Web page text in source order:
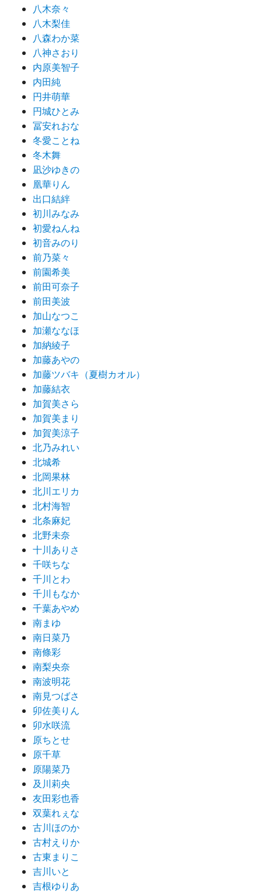
八木奈々
八木梨佳
八森わか菜
八神さおり
内原美智子
内田純
円井萌華
円城ひとみ
冨安れおな
冬愛ことね
冬木舞
凪沙ゆきの
凰華りん
出口結絆
初川みなみ
初愛ねんね
初音みのり
前乃菜々
前園希美
前田可奈子
前田美波
加山なつこ
加瀬ななほ
加納綾子
加藤あやの
加藤ツバキ（夏樹カオル）
加藤結衣
加賀美さら
加賀美まり
加賀美涼子
北乃みれい
北城希
北岡果林
北川エリカ
北村海智
北条麻妃
北野未奈
十川ありさ
千咲ちな
千川とわ
千川もなか
千葉あやめ
南まゆ
南日菜乃
南條彩
南梨央奈
南波明花
南見つばさ
卯佐美りん
卯水咲流
原ちとせ
原千草
原陽菜乃
及川莉央
友田彩也香
双葉れぇな
古川ほのか
古村えりか
古東まりこ
吉川いと
吉根ゆりあ